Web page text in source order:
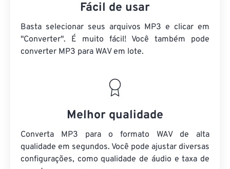
Fácil de usar
Basta selecionar seus arquivos MP3 e clicar em
"Converter". É muito fácil! Você também pode
converter MP3 para WAV em lote.
Melhor qualidade
Converta MP3 para o formato WAV de alta
qualidade em segundos. Você pode ajustar diversas
configurações, como qualidade de áudio e taxa de